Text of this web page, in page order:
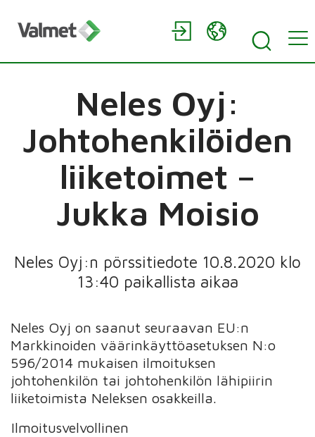
Neles Oyj:
Johtohenkilöiden
liiketoimet –
Jukka Moisio
Neles Oyj:n pörssitiedote 10.8.2020 klo
13:40 paikallista aikaa
Neles Oyj on saanut seuraavan EU:n
Markkinoiden väärinkäyttöasetuksen N:o
596/2014 mukaisen ilmoituksen
johtohenkilön tai johtohenkilön lähipiirin
liiketoimista Neleksen osakkeilla.
Ilmoitusvelvollinen